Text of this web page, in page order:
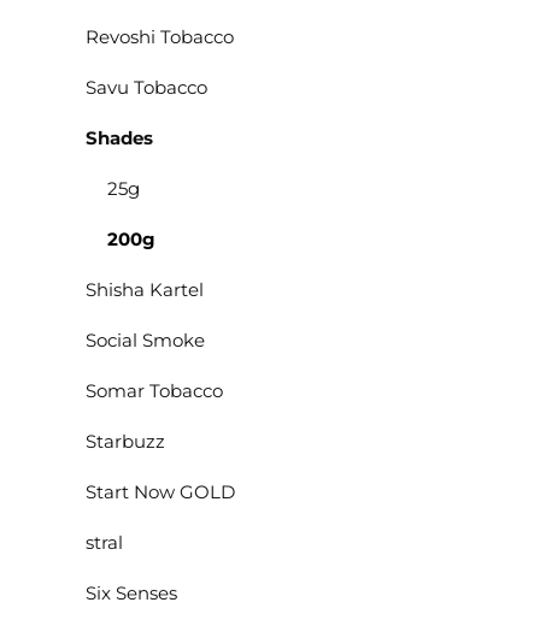
Revoshi Tobacco
Savu Tobacco
Shades
25g
200g
Shisha Kartel
Social Smoke
Somar Tobacco
Starbuzz
Start Now GOLD
stral
Six Senses